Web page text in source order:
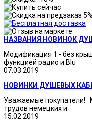
НАЗВАНИЯ НОВИНОК
Модификация 1 - без
функцией радио и Blu
07.03.2019
НОВИНКИ ДУШЕВЫХ КАБИН
Уважаемые покупатели!
трудов немецких и
15.02.2019